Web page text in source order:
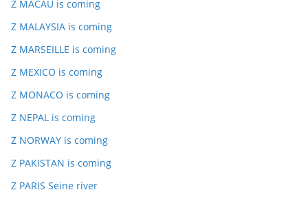
Z MACAU is coming
Z MALAYSIA is coming
Z MARSEILLE is coming
Z MEXICO is coming
Z MONACO is coming
Z NEPAL is coming
Z NORWAY is coming
Z PAKISTAN is coming
Z PARIS Seine river